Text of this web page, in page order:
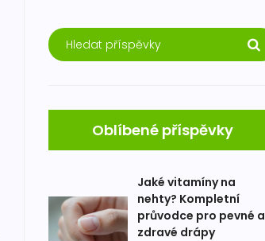
Oblíbené příspěvky
Jaké vitamíny na
nehty? Kompletní
průvodce pro pevné a
zdravé drápy